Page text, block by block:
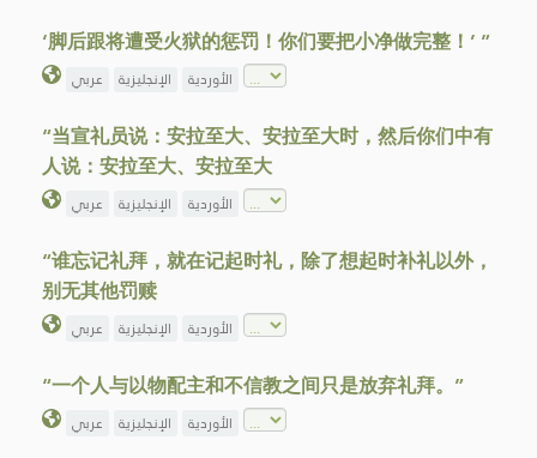
‘脚后跟将遭受火狱的惩罚！你们要把小净做完整！’ ”
عربي الإنجليزية الأوردية
“当宣礼员说：安拉至大、安拉至大时，然后你们中有
人说：安拉至大、安拉至大
عربي الإنجليزية الأوردية
“谁忘记礼拜，就在记起时礼，除了想起时补礼以外，
别无其他罚赎
عربي الإنجليزية الأوردية
“一个人与以物配主和不信教之间只是放弃礼拜。”
عربي الإنجليزية الأوردية